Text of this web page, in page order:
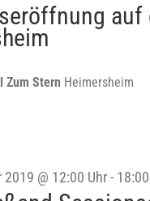
Zum Stern Heimersheim
@ 12:00 Uhr-